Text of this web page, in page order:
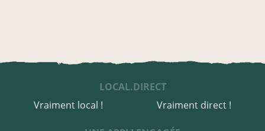
LOCAL.DIRECT
Vraiment local !
Vraiment direct !